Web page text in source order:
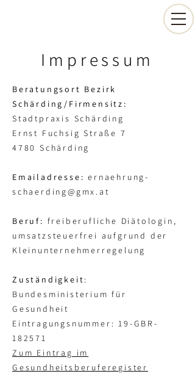
Impressum
Beratungsort Bezirk
Schärding/Firmensitz:
Stadtpraxis Schärding
Ernst Fuchsig Straße 7
4780 Schärding
Emailadresse:ernaehrung-
schaerding@gmx.at
Beruf: freiberufliche Diätologin,
umsatzsteuerfrei aufgrund der
Kleinunternehmerregelung
Zuständigkeit:
Bundesministerium für
Gesundheit
Eintragungsnummer: 19-GBR-
182571
Zum Eintrag im
Gesundheitsberuferegister